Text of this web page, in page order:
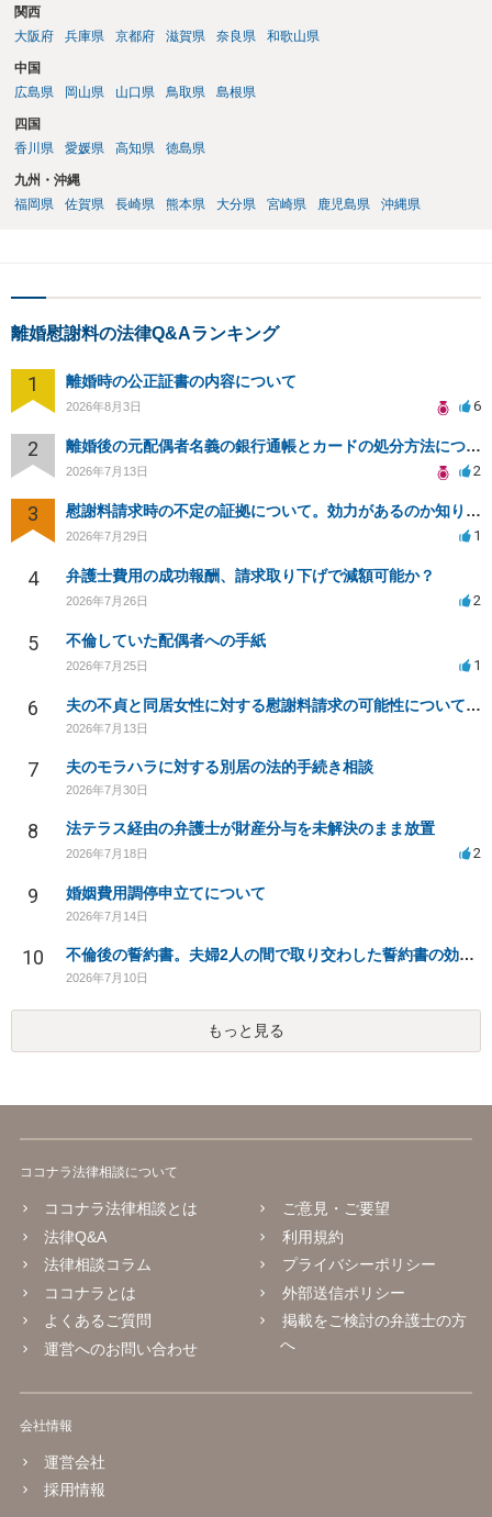
関西
大阪府
兵庫県 京都府 滋賀県 奈良県 和歌山県
中国
広島県
岡山県 山口県 鳥取県 島根県
四国
香川県
愛媛県 高知県 徳島県
九州・沖縄
福岡県
佐賀県 長崎県 熊本県 大分県 宮崎県 鹿児島県 沖縄県
離婚慰謝料の法律Q&Aランキング
1 離婚時の公正証書の内容について
2026年8月3日 6
2 離婚後の元配偶者名義の銀行通帳とカードの処分方法について
2026年7月13日 2
3 慰謝料請求時の不定の証拠について。効力があるのか知りたい。
2026年7月29日 1
4 弁護士費用の成功報酬、請求取り下げで減額可能か？
2026年7月26日 2
5 不倫していた配偶者への手紙
2026年7月25日 1
6 夫の不貞と同居女性に対する慰謝料請求の可能性について相談
2026年7月13日
7 夫のモラハラに対する別居の法的手続き相談
2026年7月30日
8 法テラス経由の弁護士が財産分与を未解決のまま放置
2026年7月18日 2
9 婚姻費用調停申立てについて
2026年7月14日
10 不倫後の誓約書。夫婦2人の間で取り交わした誓約書の効力は？
2026年7月10日
もっと見る
ココナラ法律相談について
ココナラ法律相談とは
法律Q&A
法律相談コラム
ココナラとは
よくあるご質問
運営へのお問い合わせ
ご意見・ご要望
利用規約
プライバシーポリシー
外部送信ポリシー
掲載をご検討の弁護士の方
へ
会社情報
運営会社
採用情報